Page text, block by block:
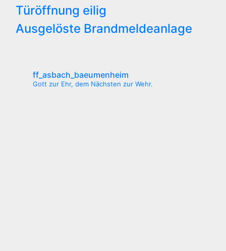
Türöffnung eilig
Ausgelöste Brandmeldeanlage
ff_asbach_baeumenheim
Gott zur Ehr, dem Nächsten zur Wehr.